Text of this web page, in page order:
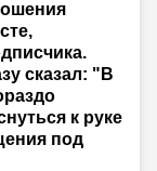
сказал: "В
к руке
под